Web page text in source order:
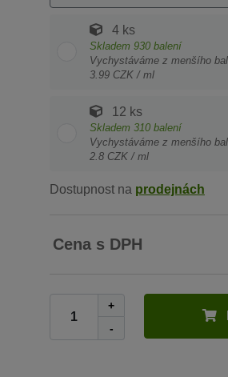
4 ks
Skladem 930 balení
Vychystáváme z menšího
3.99 CZK / ml
12 ks
Skladem 310 balení
Vychystáváme z menšího
2.8 CZK / ml
Dostupnost na prodejnách
Cena s DPH
+
-